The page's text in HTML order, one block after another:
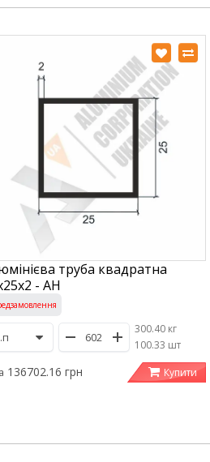
труба квадратна
- АН
300.40 кг
/100.33 шт
136702.16 грн Купити